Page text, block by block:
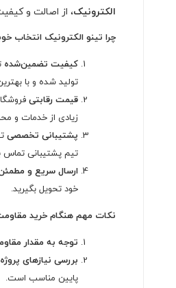
الکترونیک، از اصالت و
چرا تینو الکترونیک انتخاب
کیفیت تضمین‌شده
تولید شده و با
قیمت رقابتی
زیادی از خدمات و
پشتیبانی تخصصی
تیم پشتیبانی تماس
ارسال سریع و
خود تحویل بگیرید.
نکات مهم هنگام خرید مقاومت 1.8 اهم 1/4 وات
توجه به مقدار
بررسی نیازهای
پایین مناسب است.